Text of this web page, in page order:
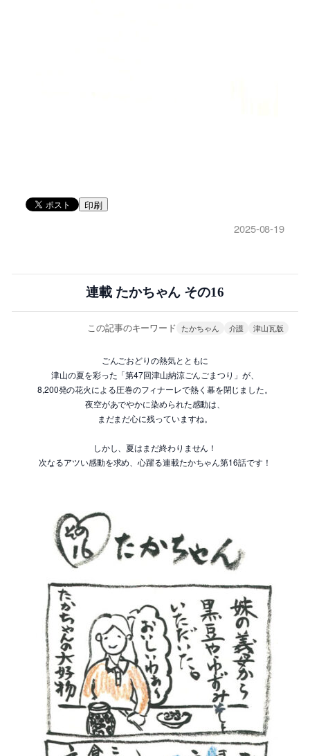
印刷
2025-08-19
連載 たかちゃん その16
この記事のキーワード たかちゃん 介護 津山瓦版
ごんごおどりの熱気とともに
津山の夏を彩った「第47回津山納涼ごんごまつり」が、
8,200発の花火による圧巻のフィナーレで熱く幕を閉じました。
夜空があでやかに染められた感動は、
まだまだ心に残っていますね。
しかし、夏はまだ終わりません！
次なるアツい感動を求め、心躍る連載たかちゃん第16話です！